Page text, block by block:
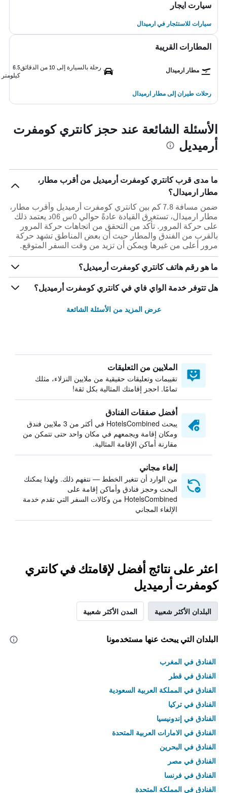
سيارت ايجار
سيارات للاستئجار في ارميدال
المطارات القريبة
مطار ارميدال رحلة بالسيارة إلى 10 من الدقائق
6.5
كيلومتر
رحلات طيران إلى مطار ارميدال
الأسئلة الشائعة عند حجز كانتري كومفرت
أرميديل
ما مدى قرب كانتري كومفرت أرميديل من أقرب مطار،
مطار ارميدال؟
ضمن مسافة 7.8 كم بين كانتري كومفرت أرميديل وأقرب مطار،
مطار ارميدال، تستغرق القيادة عادةً حوالي 0س 06د يعتمد ذلك
على حركة المرور. تأكد من التحقق من اتجاهات حركة المرور
بالقرب من الفندق والمطار حيث أن بعض المناطق تشهد حركة
مرور أعلى من غيرها ويمكن أن تزيد من وقت السفر المتوقع.
ما هو رقم هاتف كانتري كومفرت أرميديل؟
هل تتوفر خدمة الواي فاي في كانتري كومفرت أرميديل؟
عرض المزيد من الأسئلة الشائعة
الملايين من التعليقات
تقييمات وتعليقات حقيقية من ملايين النزلاء، مثلك
تمامًا. احجز إقامتك المثالية بكل ثقة!
أفضل صفقات الفنادق
يبحث HotelsCombined في أكثر من 3 ملايين فندق
ومكان إقامة ويجمعهم في مكان واحد حتى تتمكن من
مقارنة أماكن الإقامة المثالية.
إلغاء مجاني
من الوارد أن تتغير الخطط — نتفهم ذلك. ولهذا يمكنك
البحث وحجز فنادق وأماكن إقامة على
HotelsCombined من وكالات السفر التي تقدم خدمة
الإلغاء المجاني
اعثر على نتائج أفضل لإقامتك في كانتري
كومفرت أرميديل
البلدان الأكثر شعبية المدن الأكثر شعبية
البلدان التي يبحث عنها مستخدمونا
الفنادق في المغرب
الفنادق في قطر
الفنادق في المملكة العربية السعودية
الفنادق في تركيا
الفنادق في إندونيسيا
الفنادق في الامارات العربية المتحدة
الفنادق في البحرين
الفنادق في مصر
الفنادق في فرنسا
الفنادق في المملكة المتحدة